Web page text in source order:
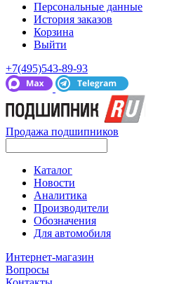
Персональные данные
История заказов
Корзина
Выйти
+7(495)543-89-93
Продажа подшипников
Каталог
Новости
Аналитика
Производители
Обозначения
Для автомобиля
Интернет-магазин
Вопросы